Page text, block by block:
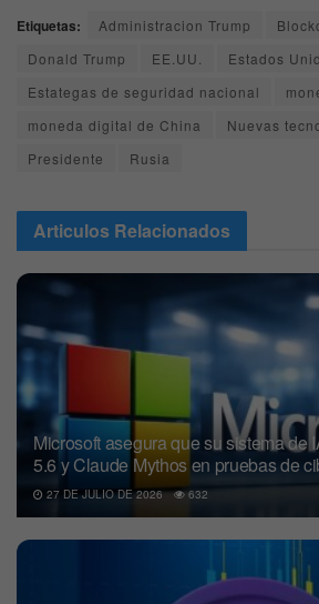
Etiquetas: Administracion Trump
Donald Trump
EE.UU.
Estados
Estategas de seguridad nacional
moneda digital de China
Nuevas
Presidente
Rusia
Articulos Relacionados
Microsoft asegura que su sistema de
5.6 y Claude Mythos en pruebas de
27 DE JULIO DE 2026 632